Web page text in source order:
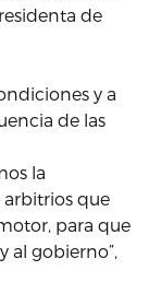
de
y a
de las
la
que
para que
al gobierno”,